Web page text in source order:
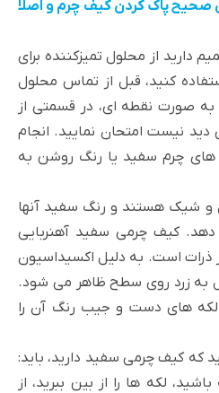
پاک کردن کیف چرم و اصلا
از محلول تمیزکننده برای
کنید، قبل از تماس محلول
صورت نقطه ای، در قسمتی از
نیست امتحان نمایید. انجام
های چرم سفید یا رنگ روشن به
شیک هستند و رنگ سفید آنها
کیف چرمی سفید آهنربایی
ذرات است. به دلیل اکسیداسیون
به زرد روی سطح ظاهر می شود.
لکه های دست و جیب رنگ آن را
که کیف چرمی سفید دارید، باید:
لکه ها را از بین ببرید، از